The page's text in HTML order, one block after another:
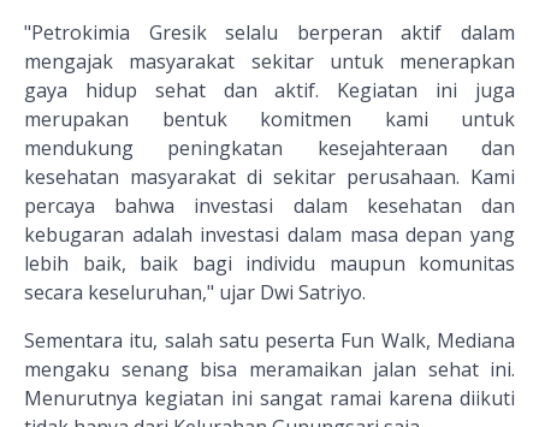
"Petrokimia Gresik selalu berperan aktif dalam
mengajak masyarakat sekitar untuk menerapkan
gaya hidup sehat dan aktif. Kegiatan ini juga
merupakan bentuk komitmen kami untuk
mendukung peningkatan kesejahteraan dan
kesehatan masyarakat di sekitar perusahaan. Kami
percaya bahwa investasi dalam kesehatan dan
kebugaran adalah investasi dalam masa depan yang
lebih baik, baik bagi individu maupun komunitas
secara keseluruhan," ujar Dwi Satriyo.
Sementara itu, salah satu peserta Fun Walk, Mediana
mengaku senang bisa meramaikan jalan sehat ini.
Menurutnya kegiatan ini sangat ramai karena diikuti